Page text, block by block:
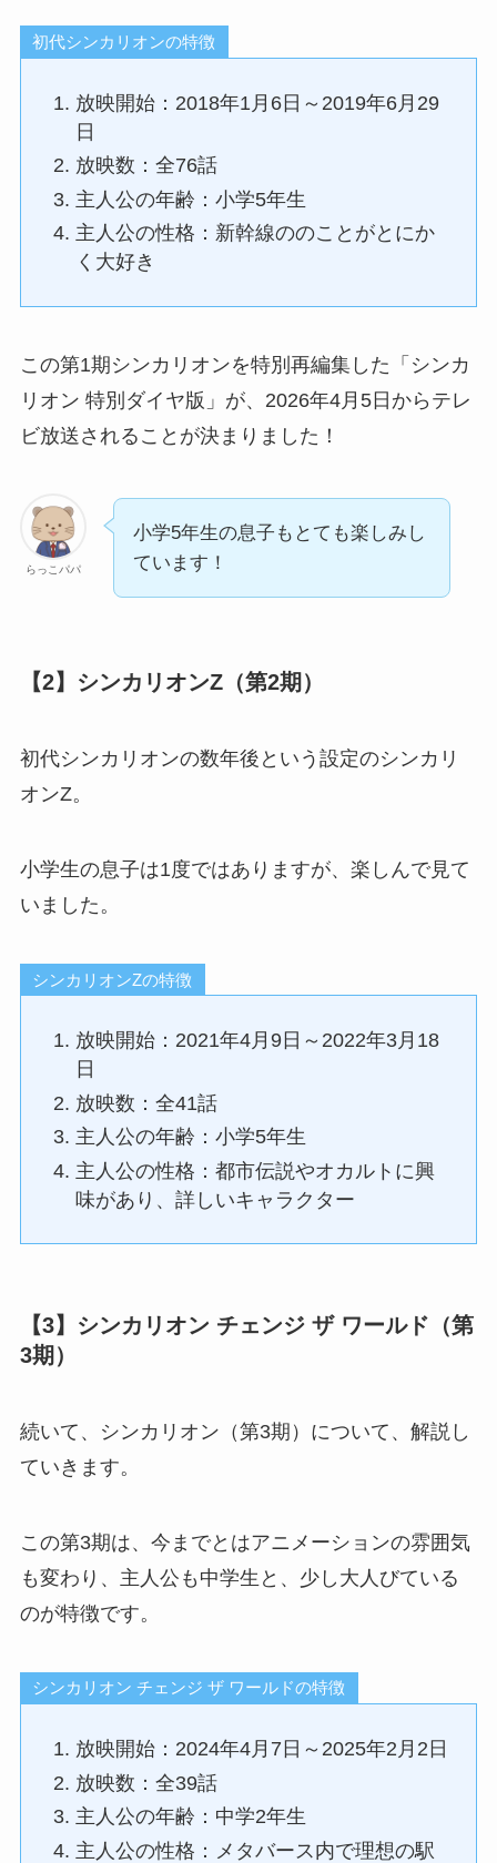
初代シンカリオンの特徴
放映開始：2018年1月6日～2019年6月29
日
放映数：全76話
主人公の年齢：小学5年生
主人公の性格：新幹線ののことがとにか
く大好き
この第1期シンカリオンを特別再編集した「シンカ
リオン 特別ダイヤ版」が、2026年4月5日からテレ
ビ放送されることが決まりました！
らっこパパ
小学5年生の息子もとても楽しみし
ています！
【2】シンカリオンZ（第2期）
初代シンカリオンの数年後という設定のシンカリ
オンZ。
小学生の息子は1度ではありますが、楽しんで見て
いました。
シンカリオンZの特徴
放映開始：2021年4月9日～2022年3月18
日
放映数：全41話
主人公の年齢：小学5年生
主人公の性格：都市伝説やオカルトに興
味があり、詳しいキャラクター
【3】シンカリオン チェンジ ザ ワールド（第
3期）
続いて、シンカリオン（第3期）について、解説し
ていきます。
この第3期は、今までとはアニメーションの雰囲気
も変わり、主人公も中学生と、少し大人びている
のが特徴です。
シンカリオン チェンジ ザ ワールドの特徴
放映開始：2024年4月7日～2025年2月2日
放映数：全39話
主人公の年齢：中学2年生
主人公の性格：メタバース内で理想の駅